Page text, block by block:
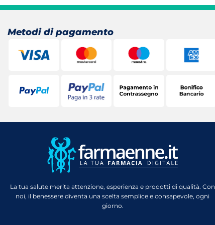
Metodi di pagamento
La tua salute merita attenzione, esperienza e prodotti di qualità. Con
noi, il benessere diventa una scelta semplice e consapevole, ogni
giorno.